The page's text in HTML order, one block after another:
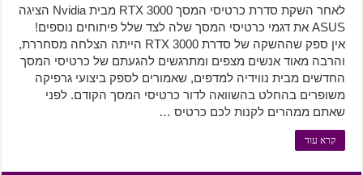
לאחר השקת סדרת כרטיסי המסך RTX 3000 מבית Nvidia הציגה
ASUS את דגמי כרטיסי המסך שלה לצד שלל פיתוחים נוספים!
אין ספק שההשקה של סדרת RTX 3000 הייתה הצלחה מסחררת,
והרבה מאוד אנשים מצפים ומתרגשים להגעתם של כרטיסי המסך
החדשים מבית נווידיה למדפים, שאמורים לספק ביצועי גרפיקה
משופרים בהחלט בהשוואה לדור כרטיסי המסך הקודם. לפני
שאתם ממהרים לקנות לכם כרטיס …
קרא עוד